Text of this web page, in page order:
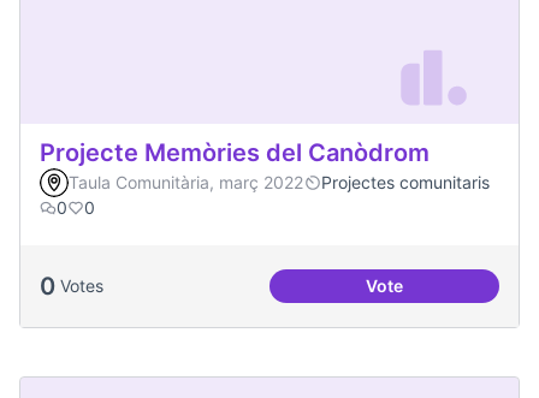
Projecte Memòries del Canòdrom
Taula Comunitària, març 2022
Projectes comunitaris
0
0
0 Votes VoteProjecte